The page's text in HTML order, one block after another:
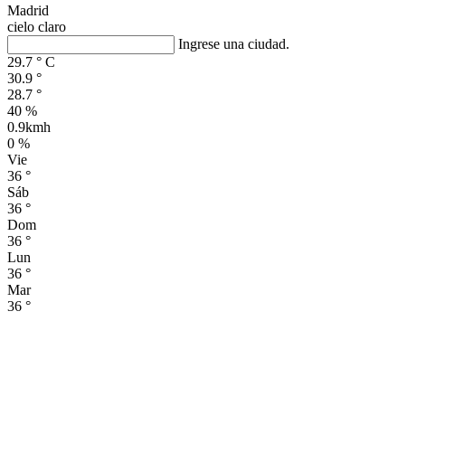
Madrid
cielo claro
Ingrese una ciudad.
29.7 ° C
30.9 °
28.7 °
40 %
0.9kmh
0 %
Vie
36 °
Sáb
36 °
Dom
36 °
Lun
36 °
Mar
36 °